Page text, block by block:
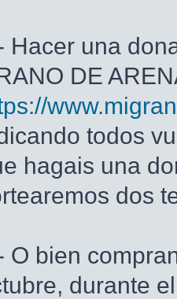
Hacer una
DE
todos
hagais una
dos
O bien
durante